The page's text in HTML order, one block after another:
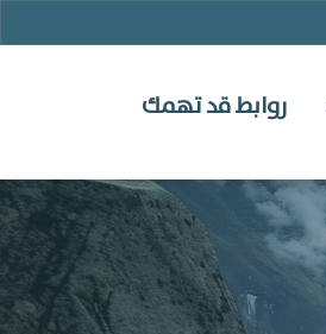
روابط قد تهمك